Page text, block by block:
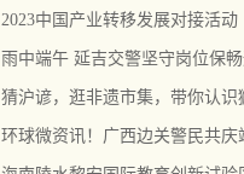
2023中国产业转移发展对接活
雨中端午 延吉交警坚守岗位保
猜沪谚，逛非遗市集，带你认
环球微资讯！广西边关警民共庆